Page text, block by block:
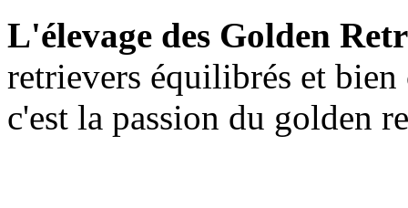
L'élevage des Golden
retrievers équilibrés et
c'est la passion du golden